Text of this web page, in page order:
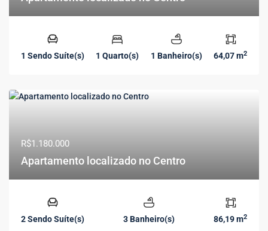
1 Sendo Suíte(s) 1 Quarto(s) 1 Banheiro(s) 64,07 m2
R$1.180.000
Apartamento localizado no Centro
2 Sendo Suíte(s) 3 Banheiro(s) 86,19 m2